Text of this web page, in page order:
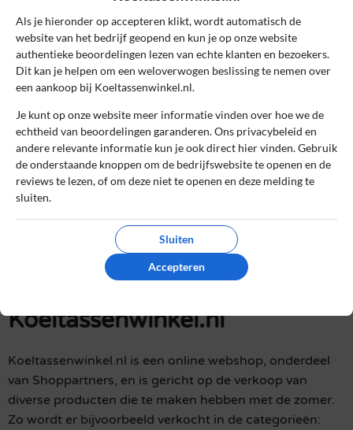
Lees onscontrolebeleiden hoe wij zorgen dat reviews
authentiek zijn.
Het gebruik van deze website is voor zowel bedrijven als
gebruikers geheel gratis. Daarom bevatten sommige pagina's
affiliate links, waarvoor wij een commissie kunnen ontvangen.
Online kopen»Koeltassenwinkel.nl
Betrouwbare en onafhankelijke reviews
Echte ervaringen van echte klanten
Reviews worden handmatig gecontroleerd
Koeltassenwinkel.nl
Koeltassenwinkel.nl is een online webshop, onderdeel
van Shoppartners, en is gericht op de verkoop van
diverse producten die te maken hebben met de zomer.
Zo wordt er bijvoorbeeld verkocht in de categorieën:
Als je hieronder op accepteren klikt, wordt automatisch de
website van het bedrijf geopend en kun je op onze website
authentieke beoordelingen lezen van echte klanten en bezoekers.
Dit kan je helpen om een weloverwogen beslissing te nemen over
een aankoop bij Koeltassenwinkel.nl.
Je kunt op onze website meer informatie vinden over hoe we de
echtheid van beoordelingen garanderen. Ons privacybeleid en
andere relevante informatie kun je ook direct hier vinden. Gebruik
de onderstaande knoppen om de bedrijfswebsite te openen en de
reviews te lezen, of om deze niet te openen en deze melding te
sluiten.
Sluiten
Accepteren